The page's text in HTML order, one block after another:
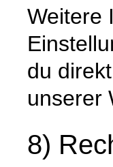
Weitere
du
unserer
8)